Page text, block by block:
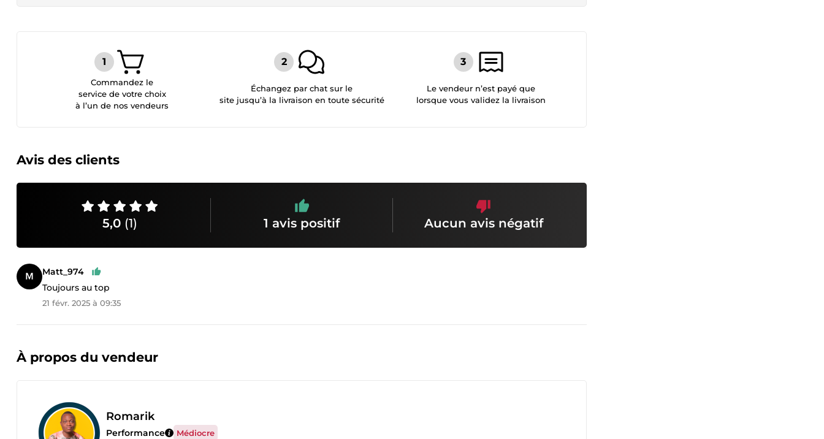
Commandez le
service de votre choix
à l’un de nos vendeurs
Échangez par chat sur le
site jusqu’à la livraison en toute sécurité
Le vendeur n’est payé que
lorsque vous validez la livraison
Avis des clients
5,0 (1) 1 avis positif Aucun avis négatif
Matt_974
Toujours au top
21 févr. 2025 à 09:35
À propos du vendeur
Romarik
Performance Médiocre